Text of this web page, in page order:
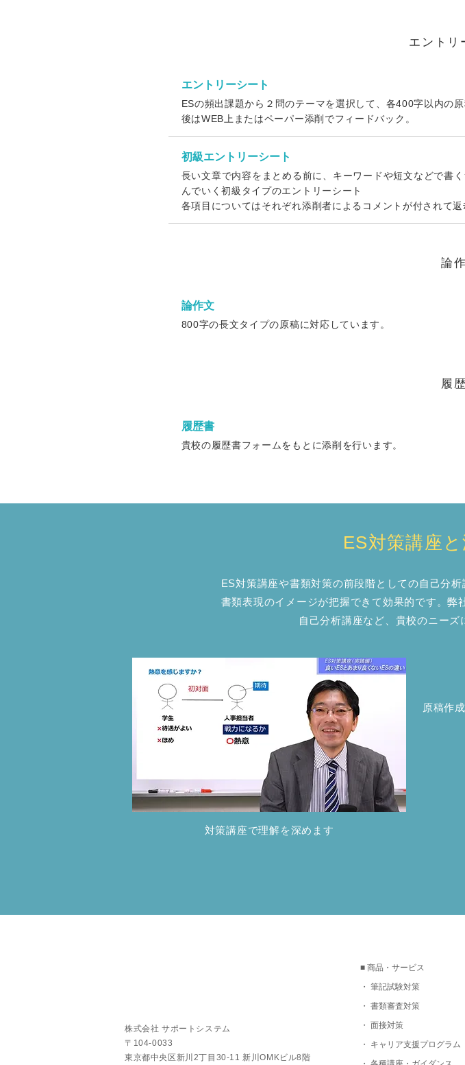
エントリ
エントリーシート
ESの頻出課題から２問のテーマを選択して、各400字以内の
後はWEB上またはペーパー添削でフィードバック。
初級エントリーシート
長い文章で内容をまとめる前に、キーワードや短文などで書
んでいく初級タイプのエントリーシート
各項目についてはそれぞれ添削者によるコメントが付されて返
論
論作文
800字の長文タイプの原稿に対応しています。
履
履歴書
貴校の履歴書フォームをもとに添削を行います。
ES対策講座
ES対策講座や書類対策の前段階としての自己分
書類表現のイメージが把握できて効果的です。弊
自己分析講座など、貴校のニー
原稿作
対策講座で理解を深めます
株式会社 サポートシステム
〒104-0033
東京都中央区新川2丁目30-11 新川OMKビル8階
■ 商品・サービス
・ 筆記試験対策
・ 書類審査対策
・ 面接対策
・ キャリア支援プログラム